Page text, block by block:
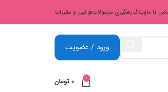
با ماوبلاگرهگیری مرسولاتقوانین و مقررات
ورود / عضویت
0
0 تومان